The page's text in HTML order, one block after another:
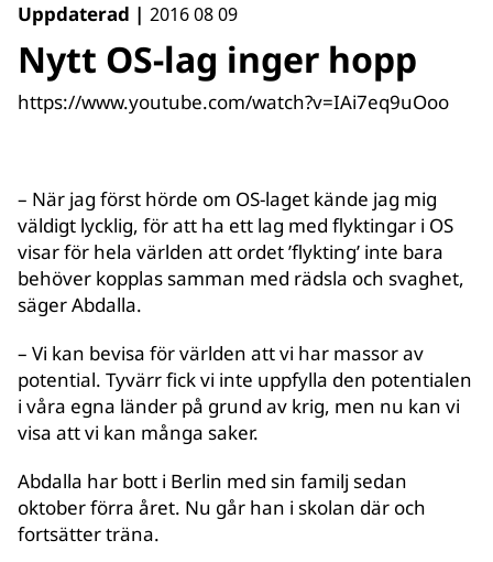
Uppdaterad | 2016 08 09
Nytt OS-lag inger hopp
https://www.youtube.com/watch?v=IAi7eq9uOoo
– När jag först hörde om OS-laget kände jag mig
väldigt lycklig, för att ha ett lag med flyktingar i OS
visar för hela världen att ordet ’flykting’ inte bara
behöver kopplas samman med rädsla och svaghet,
säger Abdalla.
– Vi kan bevisa för världen att vi har massor av
potential. Tyvärr fick vi inte uppfylla den potentialen
i våra egna länder på grund av krig, men nu kan vi
visa att vi kan många saker.
Abdalla har bott i Berlin med sin familj sedan
oktober förra året. Nu går han i skolan där och
fortsätter träna.